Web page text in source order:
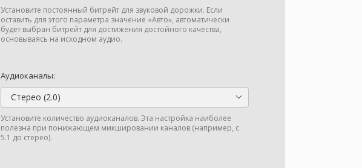
Установите постоянный битрейт для звуковой дорожки. Если
оставить для этого параметра значение «Авто», автоматически
будет выбран битрейт для достижения достойного качества,
основываясь на исходном аудио.
Аудиоканалы:
Стерео (2.0)
Установите количество аудиоканалов. Эта настройка наиболее
полезна при понижающем микшировании каналов (например, с
5.1 до стерео).